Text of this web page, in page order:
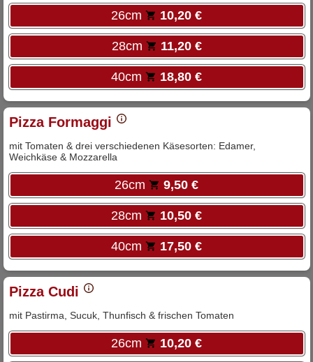
26cm 10,20 €
28cm 11,20 €
40cm 18,80 €
Pizza Formaggi
mit Tomaten & drei verschiedenen Käsesorten: Edamer,
Weichkäse & Mozzarella
26cm 9,50 €
28cm 10,50 €
40cm 17,50 €
Pizza Cudi
mit Pastirma, Sucuk, Thunfisch & frischen Tomaten
26cm 10,20 €